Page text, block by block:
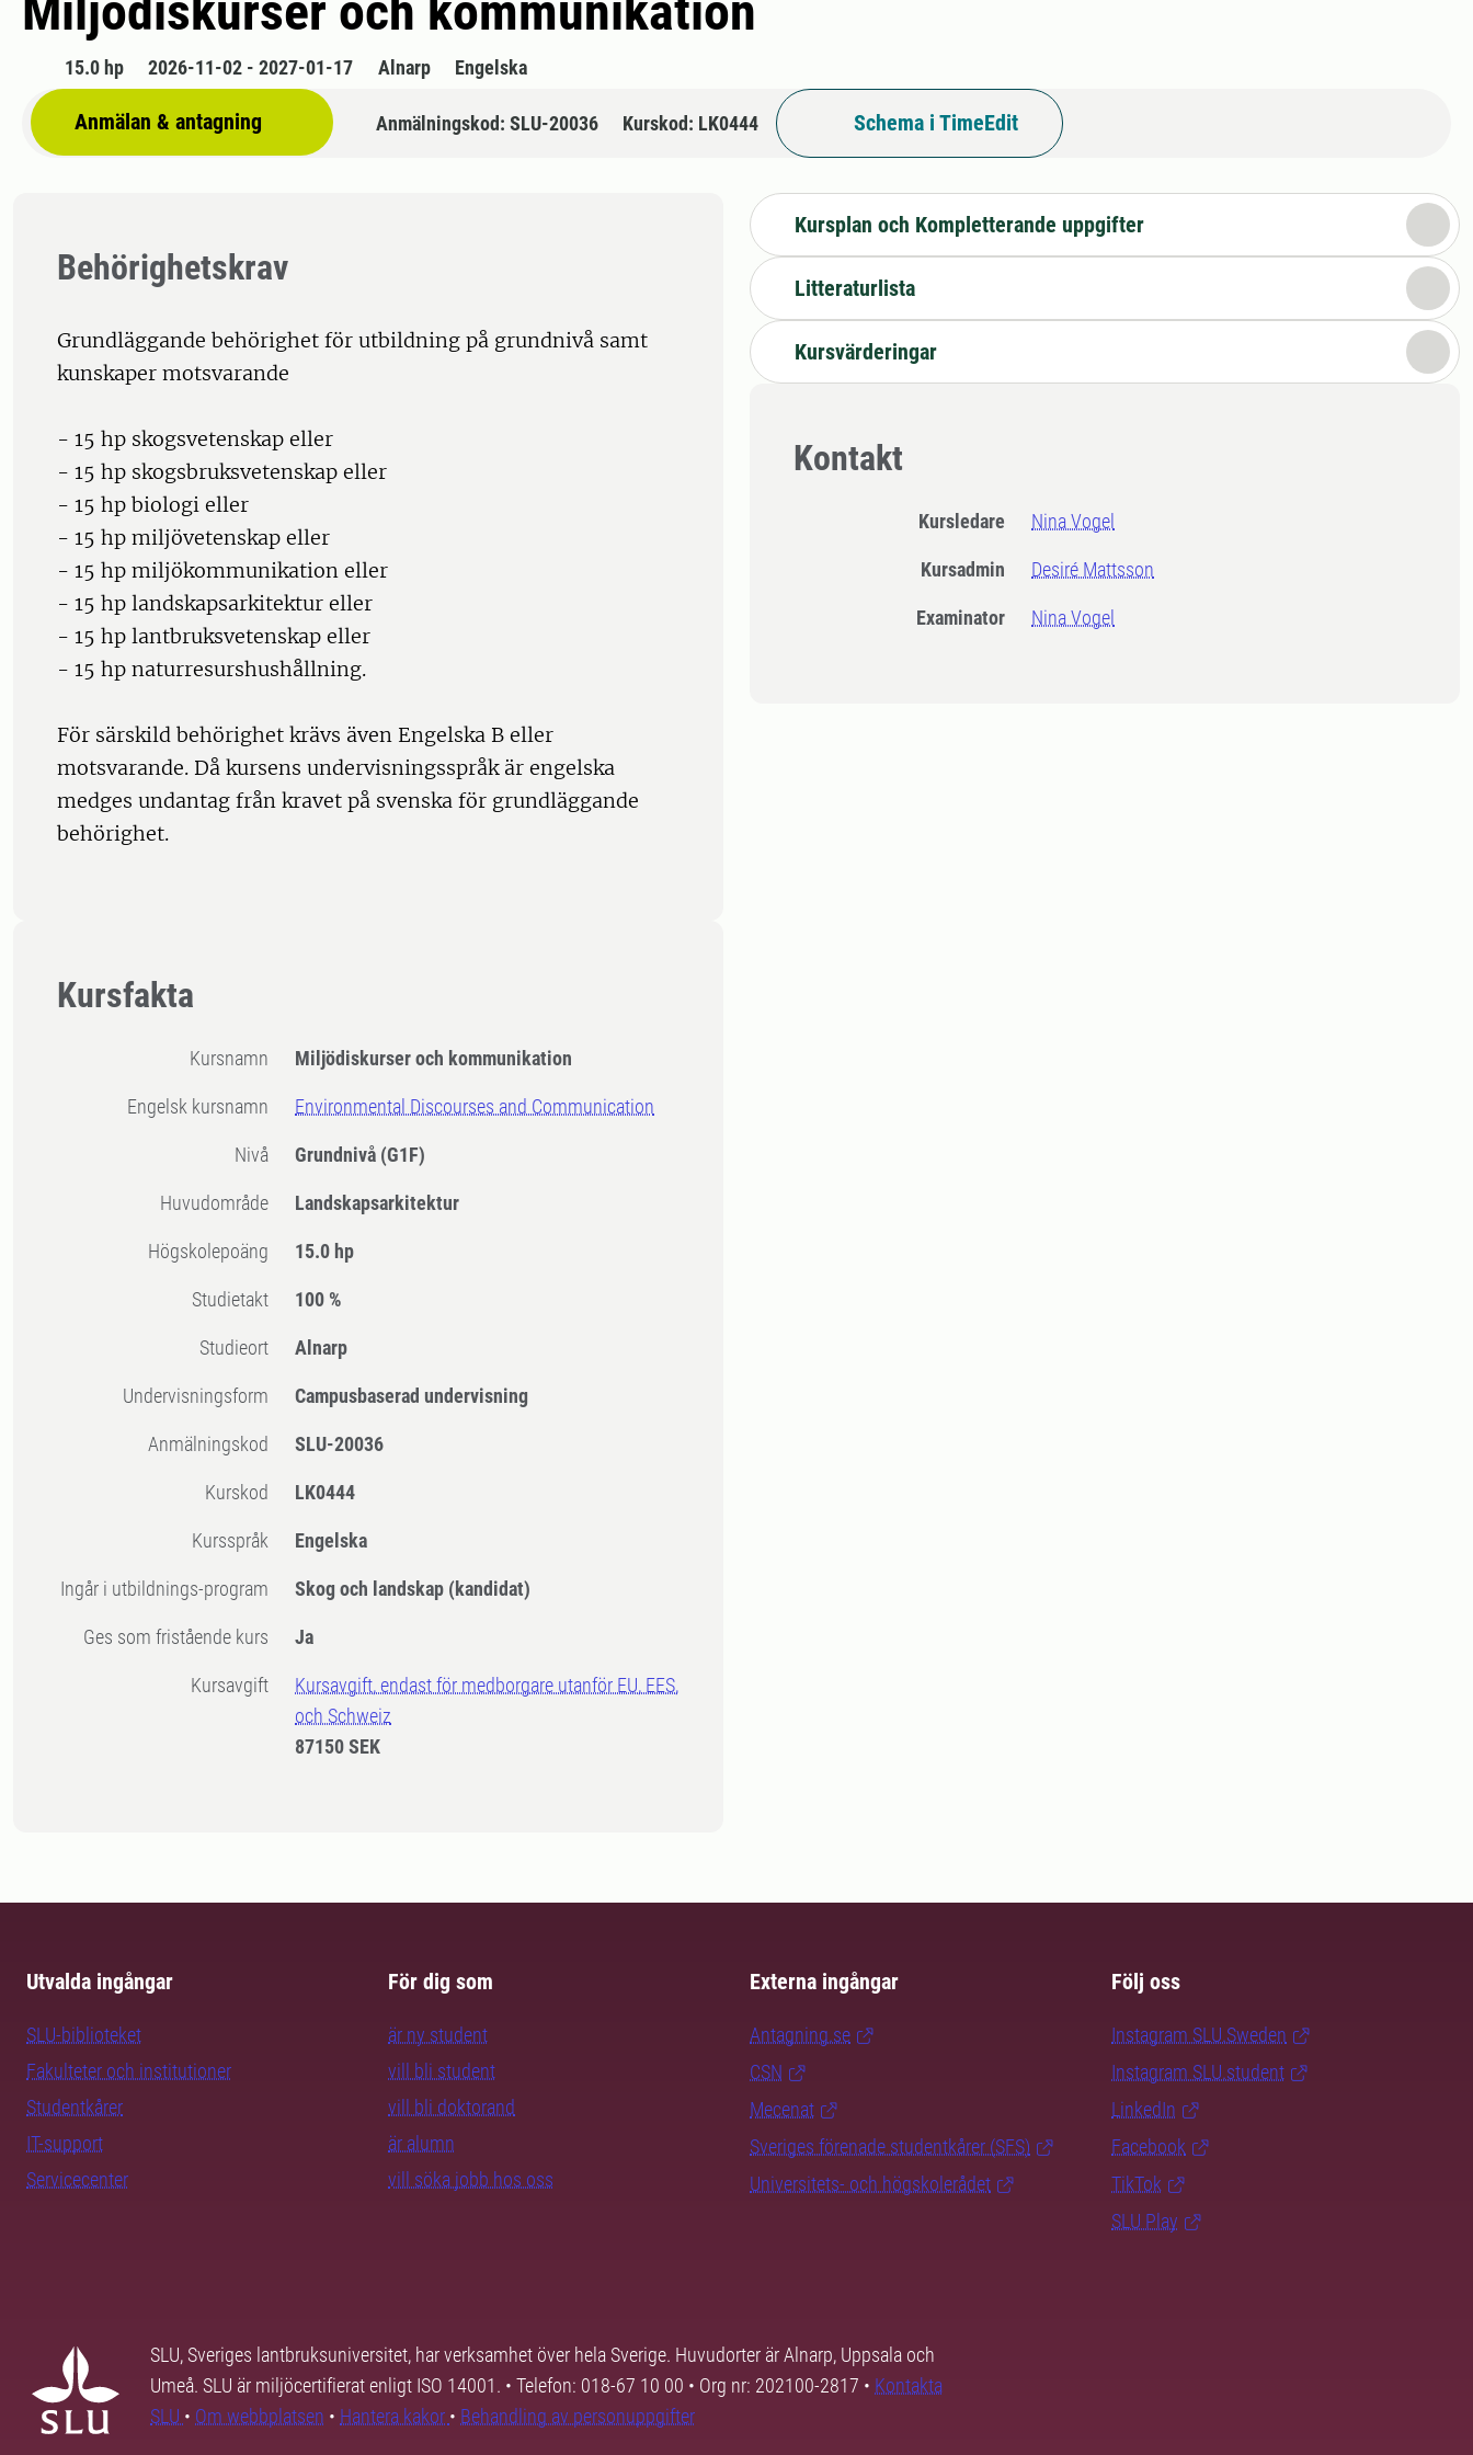
15.0 hp 2026-11-02 - 2027-01-17 Alnarp Engelska
Anmälan & antagning Anmälningskod: SLU-20036 Kurskod: LK0444 Schema i TimeEdit
Behörighetskrav
Grundläggande behörighet för utbildning på grundnivå samt
kunskaper motsvarande
- 15 hp skogsvetenskap eller
- 15 hp skogsbruksvetenskap eller
- 15 hp biologi eller
- 15 hp miljövetenskap eller
- 15 hp miljökommunikation eller
- 15 hp landskapsarkitektur eller
- 15 hp lantbruksvetenskap eller
- 15 hp naturresurshushållning.
För särskild behörighet krävs även Engelska B eller
motsvarande. Då kursens undervisningsspråk är engelska
medges undantag från kravet på svenska för grundläggande
behörighet.
Kursfakta
Kursnamn Miljödiskurser och kommunikation
Engelsk kursnamn Environmental Discourses and Communication
Nivå Grundnivå (G1F)
Huvudområde Landskapsarkitektur
högskolepoäng 15.0 hp
Studietakt 100 %
Studieort Alnarp
Undervisningsform Campusbaserad undervisning
Anmälningskod SLU-20036
Kurskod LK0444
Kursspråk Engelska
Ingår i utbildnings-program Skog och landskap (kandidat)
Ges som fristående kurs Ja
Kursavgift
Kursavgift, endast för medborgare utanför EU, EES,
och Schweiz
87150 SEK
Kursplan och Kompletterande uppgifter
Litteraturlista
Kursvärderingar
Kontakt
Kursledare Nina Vogel
Kursadmin Desiré Mattsson
Examinator Nina Vogel
Utvalda ingångar
SLU-biblioteket
Fakulteter och institutioner
Studentkårer
IT-support
Servicecenter
För dig som
är ny student
vill bli student
vill bli doktorand
är alumn
vill söka jobb hos oss
Externa ingångar
Antagning.se
CSN
Mecenat
Sveriges förenade studentkårer (SFS)
Universitets- och högskolerådet
Följ oss
Instagram SLU.Sweden
Instagram SLU.student
LinkedIn
Facebook
TikTok
SLU Play
SLU, Sveriges lantbruksuniversitet, har verksamhet över hela Sverige. Huvudorter är Alnarp, Uppsala och
Umeå. SLU är miljöcertifierat enligt ISO 14001. • Telefon: 018-67 10 00 • Org nr: 202100-2817 • Kontakta
SLU • Om webbplatsen • Hantera kakor • Behandling av personuppgifter